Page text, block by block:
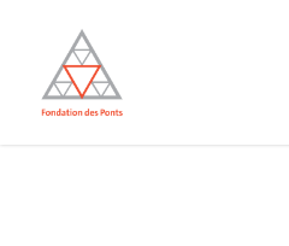
content